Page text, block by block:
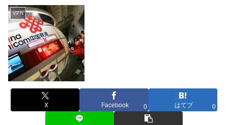
VPN
X Facebook 0 はてブ 0